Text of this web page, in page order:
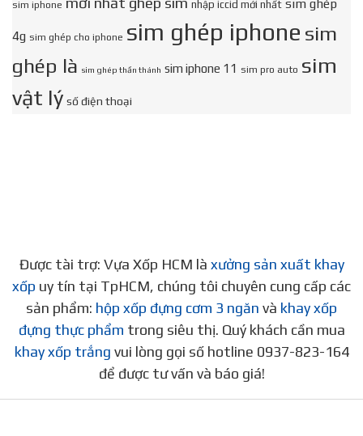
sim iphone
nhập iccid mới nhất sim ghép
4g sim ghép cho iphone sim ghép iphone sim
ghép là sim ghép thần thánh sim iphone 11 sim pro auto sim
vật lý số điện thoại
Được tài trợ: Vựa Xốp HCM là xưởng sản xuất khay
xốp uy tín tại TpHCM, chúng tôi chuyên cung cấp các
sản phẩm: hộp xốp đựng cơm 3 ngăn và khay xốp
đựng thực phẩm trong siêu thị. Quý khách cần mua
khay xốp trắng vui lòng gọi số hotline 0937-823-164
để được tư vấn và báo giá!